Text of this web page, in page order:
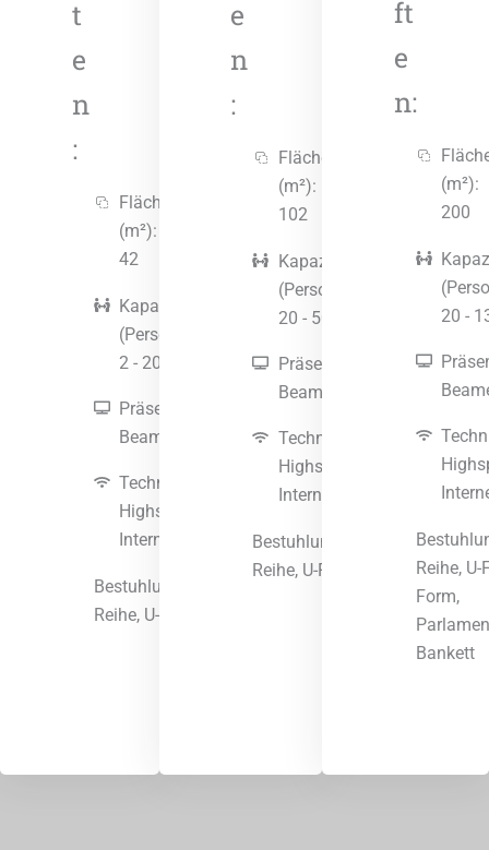
t
e
n
:
Fläche
(m²):
42
Kapazität
(Personen):
2 - 20
Präsentation:
Beamer
Technik:
Highspeed
Internet
Bestuhlungsarten:
Reihe, U-Form
e
n
:
Fläche
(m²):
102
Kapazität
(Personen):
20 - 50
Präsentation:
Beamer
Technik:
Highspeed
Internet
Bestuhlungsarten:
Reihe, U-Form
ft
e
n:
(m²):
200
20 -
Reihe, U-
Form,
Bankett